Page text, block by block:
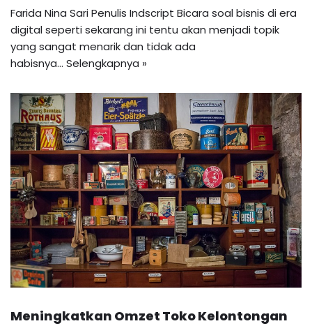
Farida Nina Sari Penulis Indscript Bicara soal bisnis di era
digital seperti sekarang ini tentu akan menjadi topik
yang sangat menarik dan tidak ada
habisnya… Selengkapnya »
Meningkatkan Omzet Toko Kelontongan